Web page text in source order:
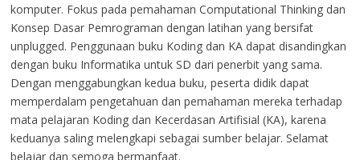
komputer. Fokus pada pemahaman Computational Thinking dan
Konsep Dasar Pemrograman dengan latihan yang bersifat
unplugged. Penggunaan buku Koding dan KA dapat disandingkan
dengan buku Informatika untuk SD dari penerbit yang sama.
Dengan menggabungkan kedua buku, peserta didik dapat
memperdalam pengetahuan dan pemahaman mereka terhadap
mata pelajaran Koding dan Kecerdasan Artifisial (KA), karena
keduanya saling melengkapi sebagai sumber belajar. Selamat
belajar dan semoga bermanfaat.